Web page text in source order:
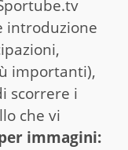
introduzione
importanti),
scorrere i
che vi
immagini: